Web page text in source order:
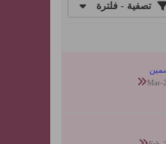
تصفية - فلترة